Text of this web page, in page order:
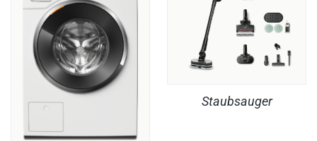
Staubsauger